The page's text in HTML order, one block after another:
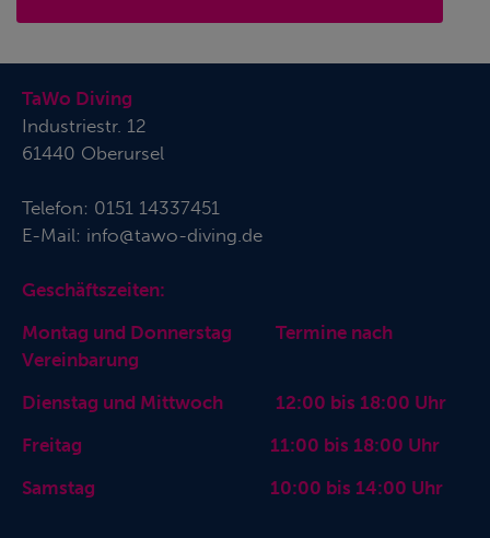
TaWo Diving
Industriestr. 12
61440 Oberursel
Telefon: 0151 14337451
E-Mail: info@tawo-diving.de
Geschäftszeiten:
Montag und Donnerstag Termine nach
Vereinbarung
Dienstag und Mittwoch 12:00 bis 18:00 Uhr
Freitag 11:00 bis 18:00 Uhr
Samstag 10:00 bis 14:00 Uhr